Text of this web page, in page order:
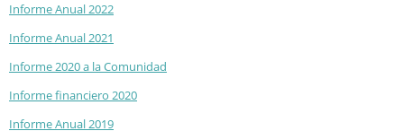
Informe Anual 2022
Informe Anual 2021
Informe 2020 a la Comunidad
Informe financiero 2020
Informe Anual 2019